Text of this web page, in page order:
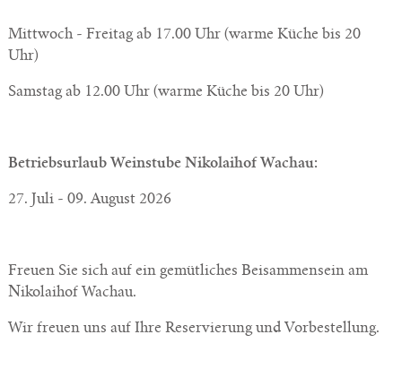
Mittwoch - Freitag ab 17.00 Uhr (warme Küche bis 20
Uhr)
Samstag ab 12.00 Uhr (warme Küche bis 20 Uhr)
Betriebsurlaub Weinstube Nikolaihof Wachau:
27. Juli - 09. August 2026
Freuen Sie sich auf ein gemütliches Beisammensein am
Nikolaihof Wachau.
Wir freuen uns auf Ihre Reservierung und Vorbestellung.